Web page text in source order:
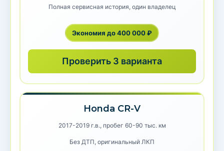
Полная сервисная история, один владелец
Экономия до 400 000 ₽
Проверить 3 варианта
Honda CR-V
2017-2019 г.в., пробег 60-90 тыс. км
Без ДТП, оригинальный ЛКП